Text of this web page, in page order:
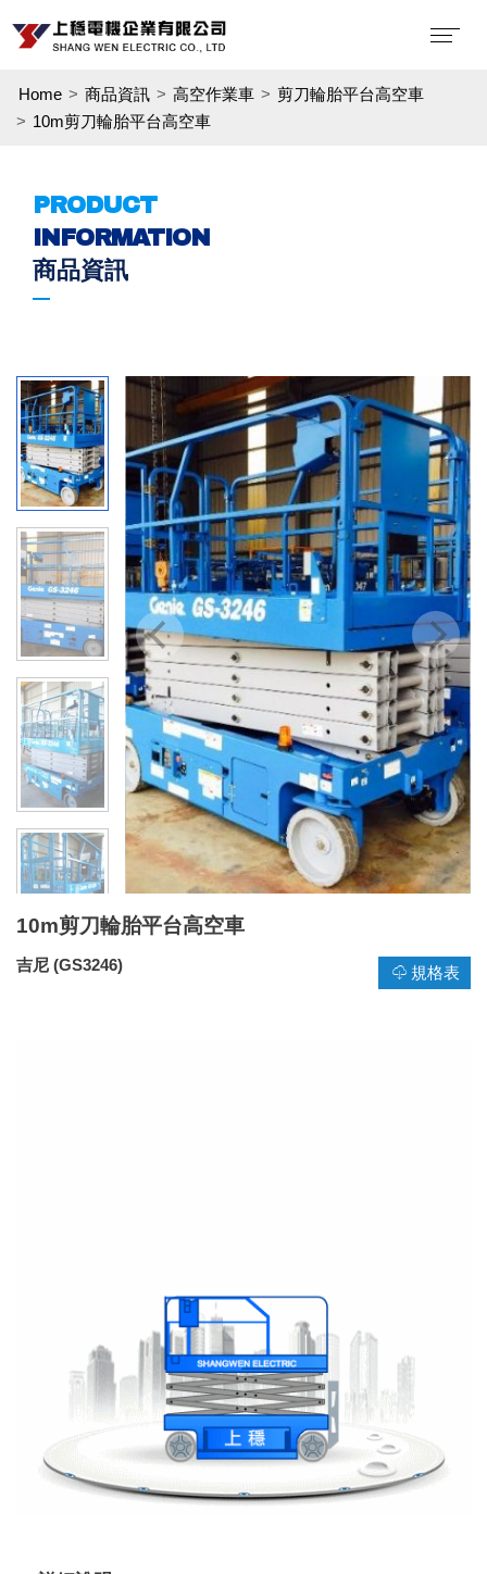
Home 商品資訊 高空作業車
剪刀輪胎平台高空車
10m剪刀輪胎平台高空車
PRODUCT
INFORMATION
商品資訊
10m剪刀輪胎平台高空車
吉尼 (GS3246) 規格表